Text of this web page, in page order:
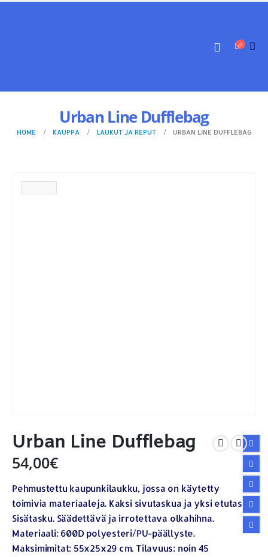
Urban Line Dufflebag
HOME KAUPPA LAUKUT JA REPUT URBAN LINE DUFFLEBAG
Urban Line Dufflebag
54,00€
Pehmustettu kaupunkilaukku, jossa on käytetty
toimivia materiaaleja. Kaksi sivutaskua ja yksi etutasku.
Sisätasku. Säädettävä ja irrotettava olkahihna.
Materiaali: 600D polyesteri/PU-päällyste.
Maksimimitat: 55x25x29 cm. Tilavuus: noin 45